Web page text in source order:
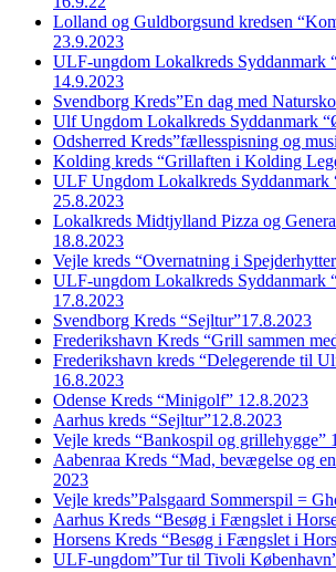
Lolland og Guldborgsund kredsen
23.9.2023
ULF-ungdom Lokalkreds Syddanmark
14.9.2023
Svendborg Kreds”En dag med
Ulf Ungdom Lokalkreds Syddanmark
Odsherred Kreds”fællesspisning og
Kolding kreds “Grillaften i Kolding
ULF Ungdom Lokalkreds Syddanmark
25.8.2023
Lokalkreds Midtjylland Pizza og
18.8.2023
Vejle kreds “Overnatning i
ULF-ungdom Lokalkreds Syddanmark
17.8.2023
Svendborg Kreds “Sejltur”17.8.2023
Frederikshavn Kreds “Grill sammen
Frederikshavn kreds “Delegerende til
16.8.2023
Odense Kreds “Minigolf” 12.8.2023
Aarhus kreds “Sejltur”12.8.2023
Vejle kreds “Bankospil og grillehygge”
Aabenraa Kreds “Mad, bevægelse og
2023
Vejle kreds”Palsgaard Sommerspil =
Aarhus Kreds “Besøg i Fængslet i
Horsens Kreds “Besøg i Fængslet i
ULF-ungdom”Tur til Tivoli